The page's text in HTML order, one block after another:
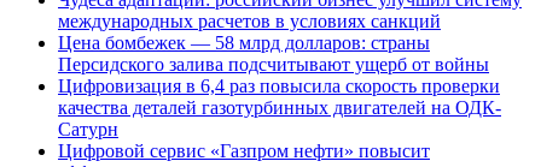
международных расчетов в условиях санкций
Цена бомбежек — 58 млрд долларов: страны
Персидского залива подсчитывают ущерб от войны
Цифровизация в 6,4 раз повысила скорость проверки
качества деталей газотурбинных двигателей на ОДК-
Сатурн
Цифровой сервис «Газпром нефти» повысит